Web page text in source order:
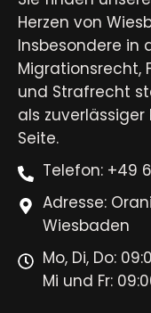
Herzen von
Insbesondere in
Migrationsrecht,
und Strafrecht
als zuverlässiger
Seite.
Telefon: +49
Adresse:
Wiesbaden
Mo, Di, Do:
Mi und Fr: